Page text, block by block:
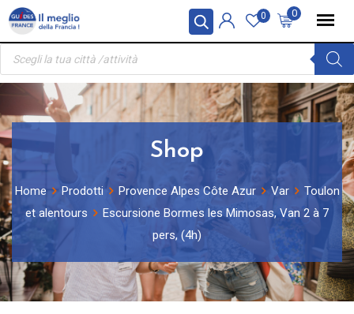
Pannello di gestione dei cookies
Skip
content
0
0
Ricerca
prodotti
Shop
Home Prodotti Provence Alpes Côte Azur Var
Toulon
et alentours
Escursione Bormes les Mimosas, Van 2 à 7
pers, (4h)